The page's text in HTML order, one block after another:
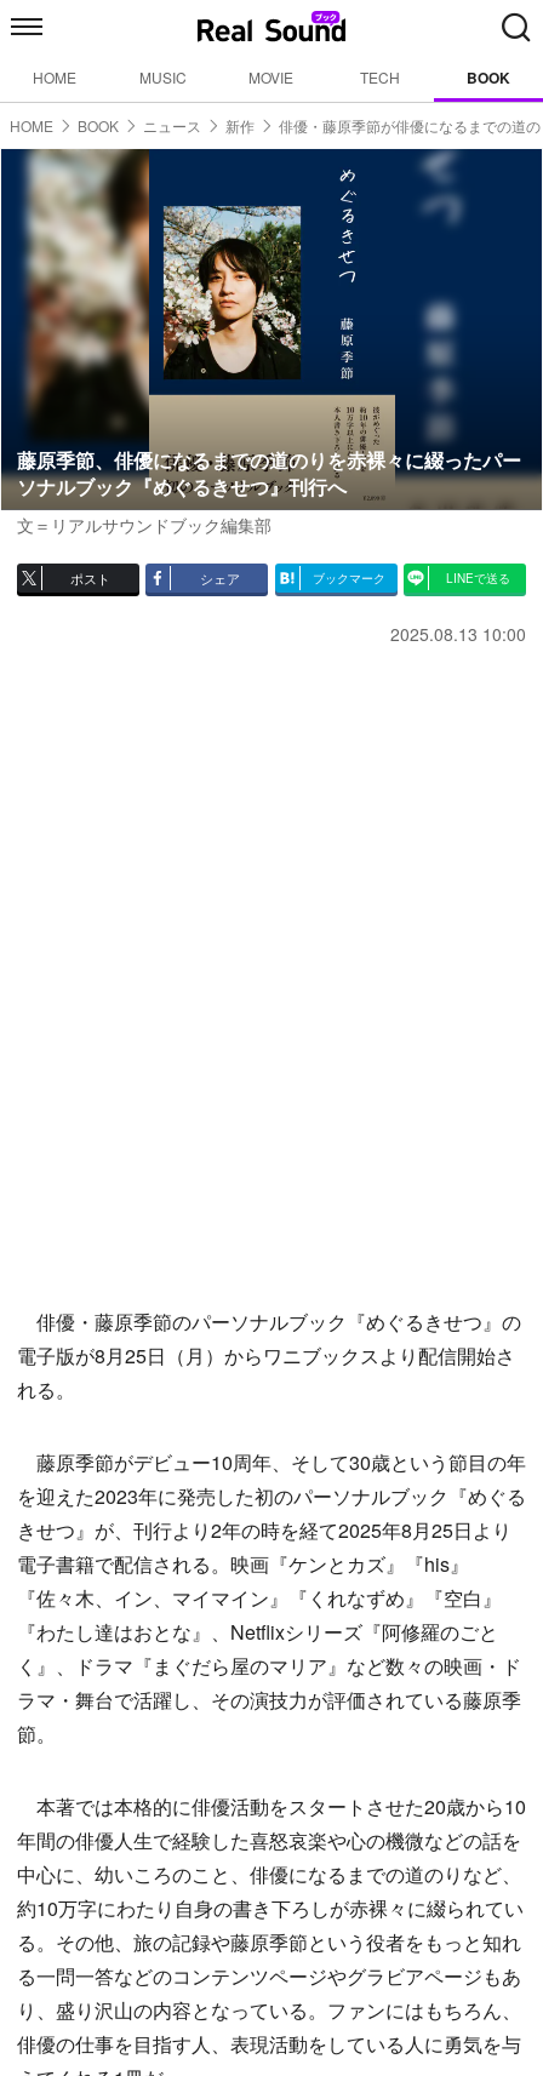
HOME MUSIC MOVIE TECH BOOK
HOME BOOK ニュース 新作 俳優・藤原季節が俳優になるまでの道
藤原季節、俳優になるまでの道のりを赤裸々に綴ったパー
ソナルブック『めぐるきせつ』刊行へ
文＝リアルサウンドブック編集部
ポスト シェア ブックマーク LINEで送る
2025.08.13 10:00
俳優・藤原季節のパーソナルブック『めぐるきせつ』の
電子版が8月25日（月）からワニブックスより配信開始さ
れる。
藤原季節がデビュー10周年、そして30歳という節目の年
を迎えた2023年に発売した初のパーソナルブック『めぐる
きせつ』が、刊行より2年の時を経て2025年8月25日より
電子書籍で配信される。映画『ケンとカズ』『his』
『佐々木、イン、マイマイン』『くれなずめ』『空白』
『わたし達はおとな』、Netflixシリーズ『阿修羅のごと
く』、ドラマ『まぐだら屋のマリア』など数々の映画・ド
ラマ・舞台で活躍し、その演技力が評価されている藤原季
節。
本著では本格的に俳優活動をスタートさせた20歳から10
年間の俳優人生で経験した喜怒哀楽や心の機微などの話を
中心に、幼いころのこと、俳優になるまでの道のりなど、
約10万字にわたり自身の書き下ろしが赤裸々に綴られてい
る。その他、旅の記録や藤原季節という役者をもっと知れ
る一問一答などのコンテンツページやグラビアページもあ
り、盛り沢山の内容となっている。ファンにはもちろん、
俳優の仕事を目指す人、表現活動をしている人に勇気を与